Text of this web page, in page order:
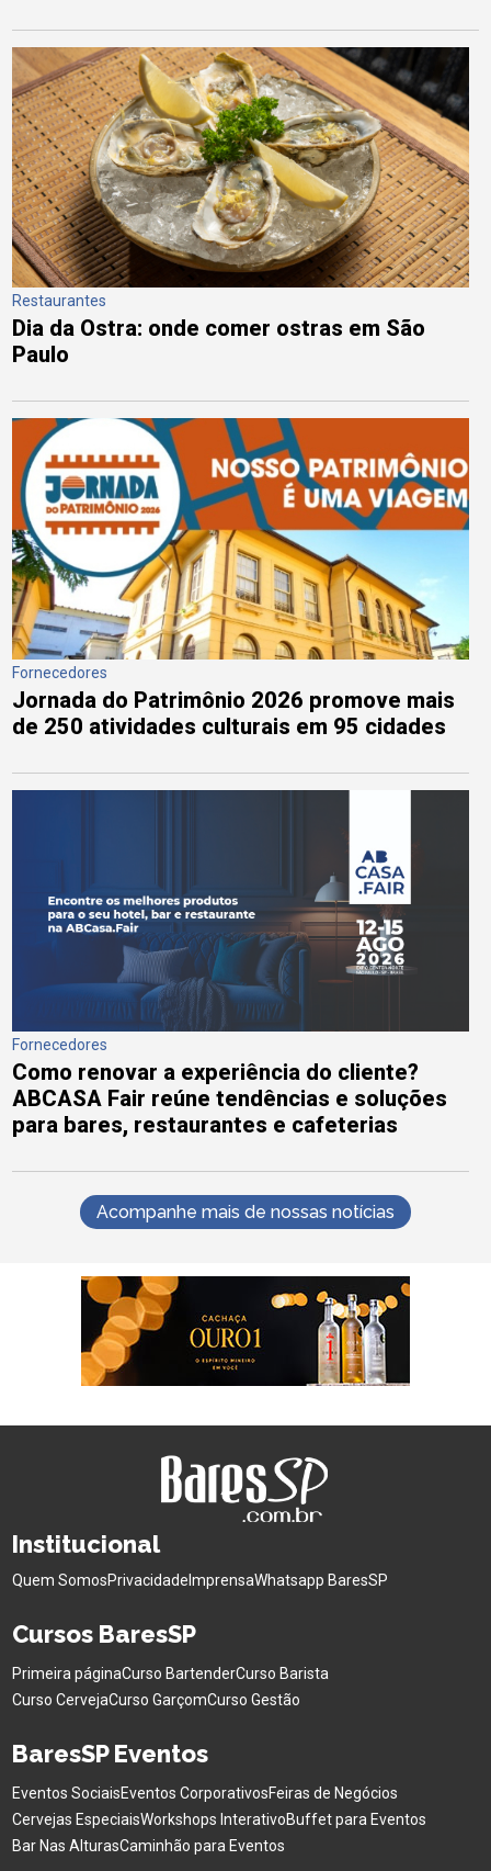
Restaurantes
Dia da Ostra: onde comer ostras em São
Paulo
Fornecedores
Jornada do Patrimônio 2026 promove mais
de 250 atividades culturais em 95 cidades
Fornecedores
Como renovar a experiência do cliente?
ABCASA Fair reúne tendências e soluções
para bares, restaurantes e cafeterias
Acompanhe mais de nossas notícias
Institucional
Quem SomosPrivacidade ImprensaWhatsapp BaresSP
Cursos BaresSP
Primeira páginaCurso BartenderCurso Barista
Curso CervejaCurso GarçomCurso Gestão
BaresSP Eventos
Eventos SociaisEventos CorporativosFeiras de Negócios
Cervejas EspeciaisWorkshops InterativoBuffet para Eventos
Bar Nas AlturasCaminhão para Eventos